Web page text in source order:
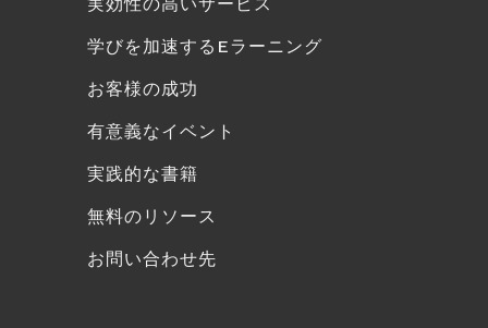
学びを加速するEラーニング
お客様の成功
有意義なイベント
実践的な書籍
無料のリソース
お問い合わせ先